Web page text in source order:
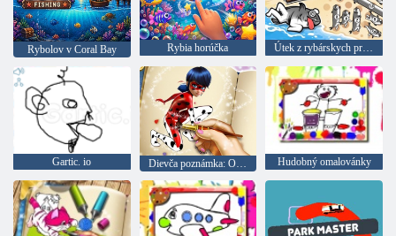
Rybolov v Coral Bay Rybia horúčka Útek z rybárskych pretekov
Gartic. io Dievča poznámka: Omaľovánky Hudobný omalovánky